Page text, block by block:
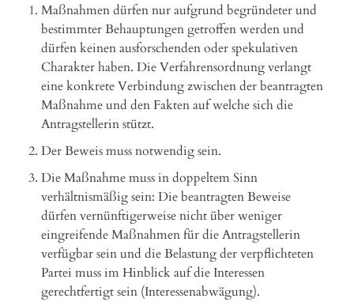
Maßnahmen dürfen nur aufgrund begründeter und
bestimmter Behauptungen getroffen werden und
dürfen keinen ausforschenden oder spekulativen
Charakter haben. Die Verfahrensordnung verlangt
eine konkrete Verbindung zwischen der beantragten
Maßnahme und den Fakten auf welche sich die
Antragstellerin stützt.
Der Beweis muss notwendig sein.
Die Maßnahme muss in doppeltem Sinn
verhältnismäßig sein: Die beantragten Beweise
dürfen vernünftigerweise nicht über weniger
eingreifende Maßnahmen für die Antragstellerin
verfügbar sein und die Belastung der verpflichteten
Partei muss im Hinblick auf die Interessen
gerechtfertigt sein (Interessenabwägung).